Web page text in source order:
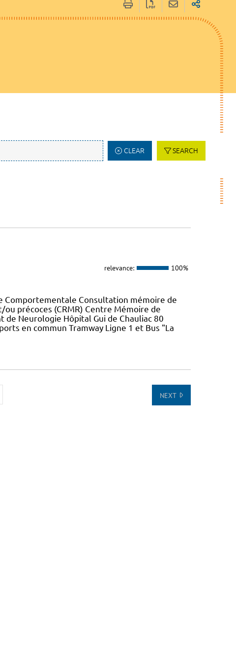
CLEAR SEARCH
relevance: 100%
Comportementale Consultation mémoire de
précoces (CRMR) Centre Mémoire de
de Neurologie Hôpital Gui de Chauliac 80
en commun Tramway Ligne 1 et Bus "La
NEXT